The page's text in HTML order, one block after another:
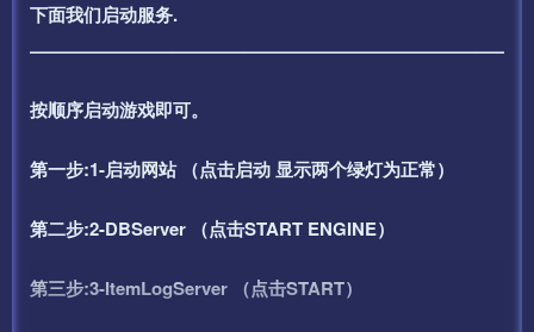
下面我们启动服务.
——————————————————————————–
按顺序启动游戏即可。
第一步:1-启动网站 （点击启动 显示两个绿灯为正常）
第二步:2-DBServer （点击START ENGINE）
第三步:3-ItemLogServer （点击START）